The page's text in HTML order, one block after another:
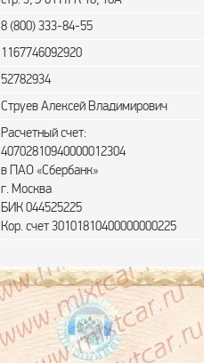
8 (800) 333-84-55
1167746092920
52782934
Струев Алексей Владимирович
Расчетный счет:
40702810940000012304
в ПАО «Сбербанк»
г. Москва
БИК 044525225
Кор. счет 30101810400000000225